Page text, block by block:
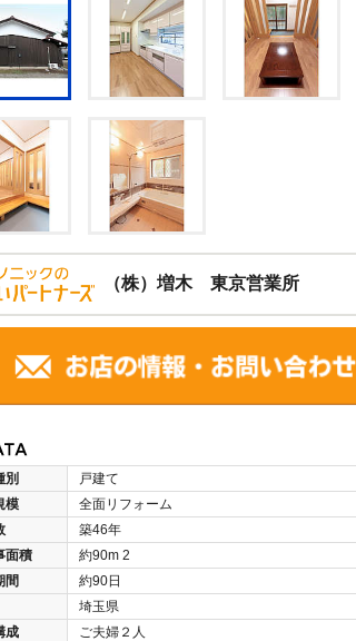
（株）増木 東京営業所
別
戸建て
模
全面リフォーム
築46年
面積
約90m 2
間
約90日
埼玉県
成
ご夫婦２人